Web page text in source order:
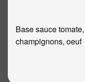
Base sauce
champignons, oeuf